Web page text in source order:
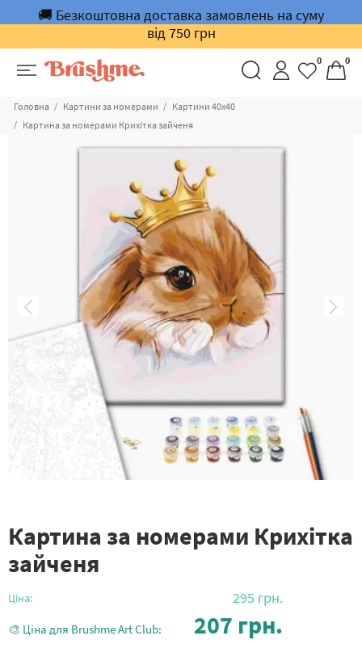
🚚 Безкоштовна доставка замовлень на суму
від 750 грн
0 0
Головна Картини за номерами
Картини 40x40
Картина за номерами Крихітка зайченя
Картина за номерами Крихітка
зайченя
Ціна: 295 грн.
🎨 Ціна для Brushme Art Club: 207 грн.